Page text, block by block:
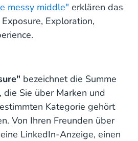
messy middle" erklären das
Exploration,
bezeichnet die Summe
Sie über Marken und
Kategorie gehört
Von Ihren Freunden über
LinkedIn-Anzeige, einen